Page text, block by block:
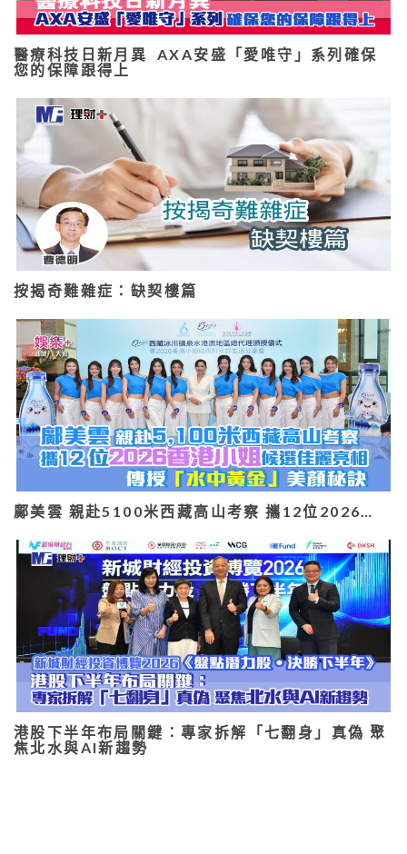
醫療科技日新月異 AXA安盛「愛唯守」系列確保
您的保障跟得上
按揭奇難雜症：缺契樓篇
鄺美雲 親赴5100米西藏高山考察 攜12位2026…
港股下半年布局關鍵：專家拆解「七翻身」真偽 聚
焦北水與AI新趨勢